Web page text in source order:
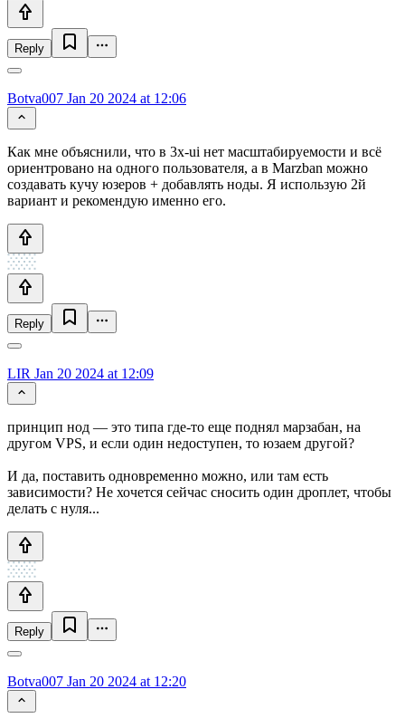
Reply
Botva007 Jan 20 2024 at 12:06
Как мне объяснили, что в 3x-ui нет масштабируемости и всё
ориентровано на одного пользователя, а в Marzban можно
создавать кучу юзеров + добавлять ноды. Я использую 2й
вариант и рекомендую именно его.
Reply
LIR Jan 20 2024 at 12:09
принцип нод — это типа где-то еще поднял марзабан, на
другом VPS, и если один недоступен, то юзаем другой?
И да, поставить одновременно можно, или там есть
зависимости? Не хочется сейчас сносить один дроплет, чтобы
делать с нуля...
Reply
Botva007 Jan 20 2024 at 12:20